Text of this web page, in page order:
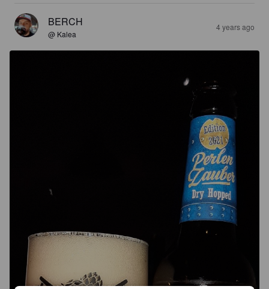
BERCH
@ Kalea
4 years ago